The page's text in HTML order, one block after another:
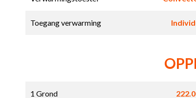
Toegang verwarming
1 Grond